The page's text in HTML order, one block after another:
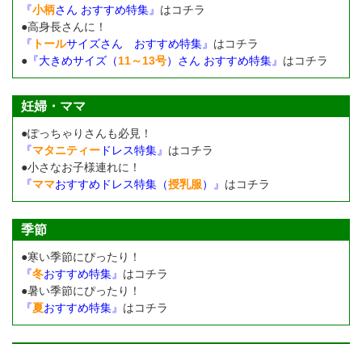
『小柄さん おすすめ特集』 はコチラ
●高身長さんに！
『 トールサイズさん おすすめ特集』 はコチラ
● 『大きめサイズ（11～13号）さん おすすめ特集』 はコチラ
妊婦・ママ
●ぽっちゃりさんも必見！
『マタニティー ドレス特集』 はコチラ
●小さなお子様連れに！
『ママおすすめドレス特集（授乳服）』 はコチラ
季節
●寒い季節にぴったり！
『冬おすすめ特集』 はコチラ
●暑い季節にぴったり！
『夏おすすめ特集』 はコチラ